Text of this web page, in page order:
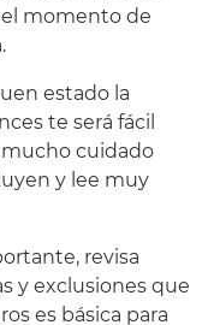
el momento de
estado la
te será fácil
cuidado
y lee muy
revisa
y exclusiones que
es básica para